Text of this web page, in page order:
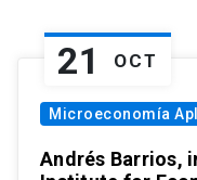
21 OCT
Microeconomía
Andrés Barrios,